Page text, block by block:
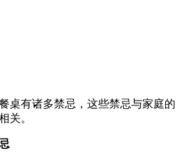
桌有诸多禁忌，这些禁忌与家庭的
关。